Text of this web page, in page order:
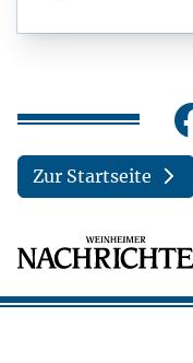
Zur Startseite